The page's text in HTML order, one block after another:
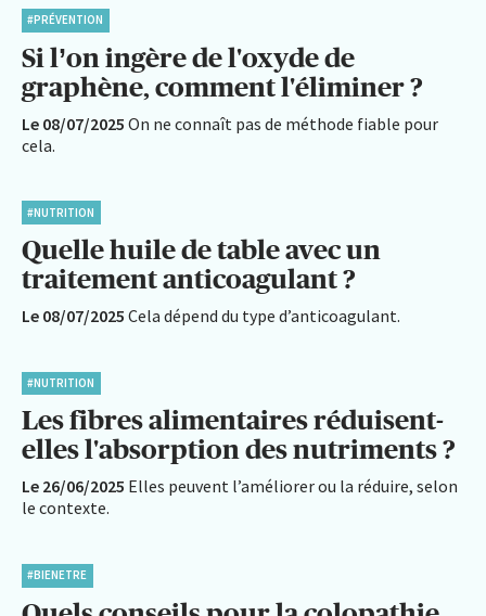
#PRÉVENTION
Si l’on ingère de l'oxyde de
graphène, comment l'éliminer ?
Le 08/07/2025 On ne connaît pas de méthode fiable pour
cela.
#NUTRITION
Quelle huile de table avec un
traitement anticoagulant ?
Le 08/07/2025 Cela dépend du type d’anticoagulant.
#NUTRITION
Les fibres alimentaires réduisent-
elles l'absorption des nutriments ?
Le 26/06/2025 Elles peuvent l’améliorer ou la réduire, selon
le contexte.
#BIENETRE